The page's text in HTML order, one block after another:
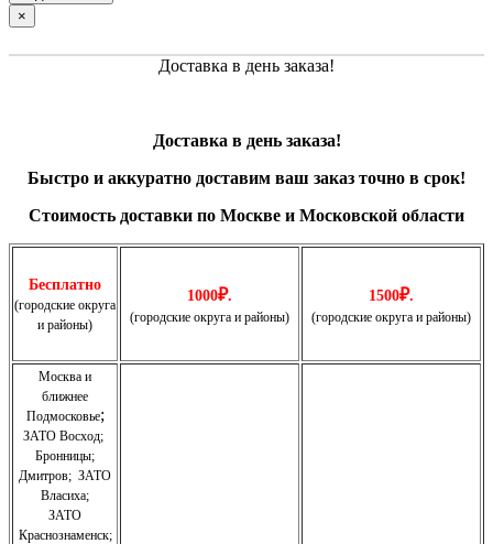
×
Доставка в день заказа!
Доставка в день заказа!
Быстро и аккуратно доставим ваш заказ точно в срок!
Стоимость доставки по Москве и Московской области
Бесплатно
(городские округа
и районы)
1000₽.
(городские округа и районы)
1500₽.
(городские округа и районы)
Москва и
ближнее
Подмосковье;
ЗАТО Восход;
Бронницы;
Дмитров; ЗАТО
Власиха;
ЗАТО
Краснознаменск;